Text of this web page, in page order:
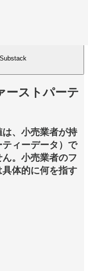
ーストパーテ
、小売業者が持
ィーデータ）で
。小売業者のフ
体的に何を指す